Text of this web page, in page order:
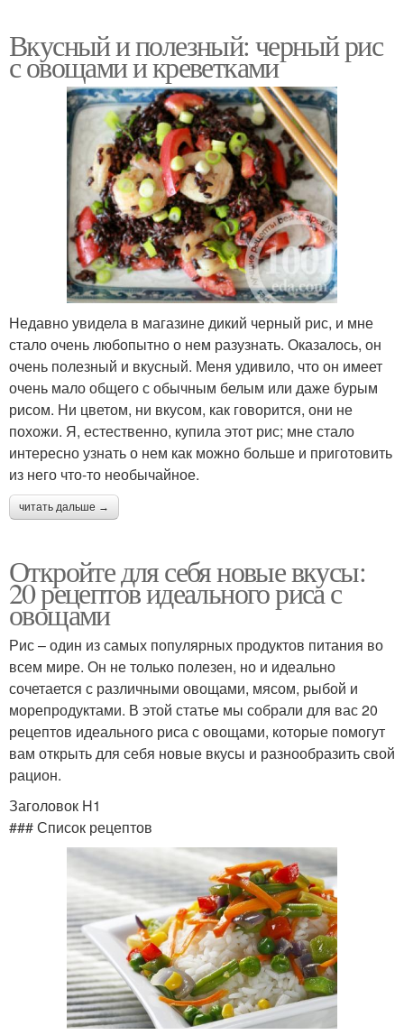
Вкусный и полезный: черный рис
с овощами и креветками
Недавно увидела в магазине дикий черный рис, и мне
стало очень любопытно о нем разузнать. Оказалось, он
очень полезный и вкусный. Меня удивило, что он имеет
очень мало общего с обычным белым или даже бурым
рисом. Ни цветом, ни вкусом, как говорится, они не
похожи. Я, естественно, купила этот рис; мне стало
интересно узнать о нем как можно больше и приготовить
из него что-то необычайное.
читать дальше →
Откройте для себя новые вкусы:
20 рецептов идеального риса с
овощами
Рис – один из самых популярных продуктов питания во
всем мире. Он не только полезен, но и идеально
сочетается с различными овощами, мясом, рыбой и
морепродуктами. В этой статье мы собрали для вас 20
рецептов идеального риса с овощами, которые помогут
вам открыть для себя новые вкусы и разнообразить свой
рацион.
Заголовок H1
### Список рецептов